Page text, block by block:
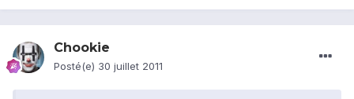
Chookie
Posté(e) 30 juillet 2011